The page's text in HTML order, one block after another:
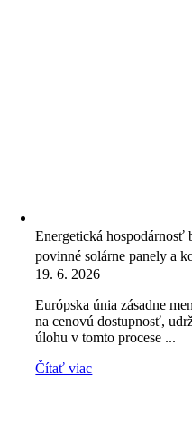
Energetická
povinné solárne panely a
19. 6. 2026
Európska únia zásadne
na cenovú dostupnosť,
úlohu v tomto procese ...
Čítať viac